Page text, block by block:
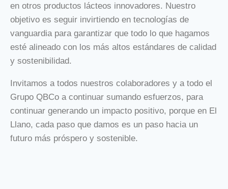
en otros productos lácteos innovadores. Nuestro
objetivo es seguir invirtiendo en tecnologías de
vanguardia para garantizar que todo lo que hagamos
esté alineado con los más altos estándares de calidad
y sostenibilidad.
Invitamos a todos nuestros colaboradores y a todo el
Grupo QBCo a continuar sumando esfuerzos, para
continuar generando un impacto positivo, porque en El
Llano, cada paso que damos es un paso hacia un
futuro más próspero y sostenible.